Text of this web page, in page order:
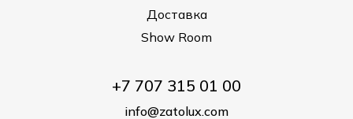
Доставка
Show Room
+7 707 315 01 00
info@zatolux.com